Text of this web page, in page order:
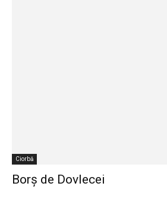
Ciorbă
Borș de Dovlecei